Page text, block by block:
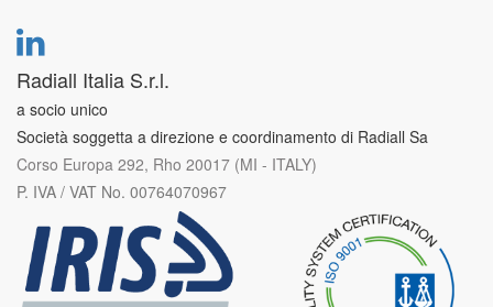
Radiall Italia S.r.l.
a socio unico
Società soggetta a direzione e coordinamento di Radiall Sa
Corso Europa 292, Rho 20017 (MI - ITALY)
P. IVA / VAT No. 00764070967